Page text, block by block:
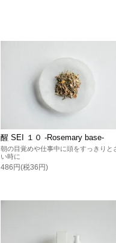
醒 SEI １０ -Rosemary base-
朝の目覚めや仕事中に頭をすっきりと
い時に
486円(税36円)